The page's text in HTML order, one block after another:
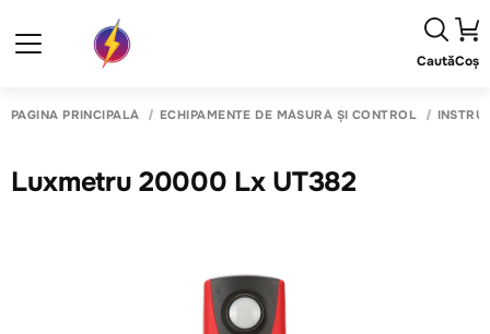
CautăCoș
PAGINA PRINCIPALĂ ECHIPAMENTE DE MĂSURĂ ȘI CONTROL
Luxmetru 20000 Lx UT382